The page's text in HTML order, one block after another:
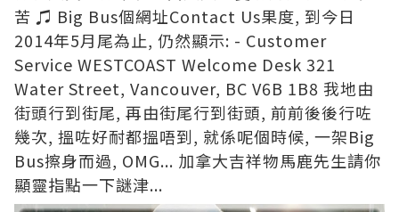
苦 ♫ Big Bus個網址Contact Us果度, 到今日
2014年5月尾為止, 仍然顯示: - Customer
Service WESTCOAST Welcome Desk 321
Water Street, Vancouver, BC V6B 1B8 我地由
街頭行到街尾, 再由街尾行到街頭, 前前後後行咗
幾次, 搵咗好耐都搵唔到, 就係呢個時候, 一架Big
Bus擦身而過, OMG... 加拿大吉祥物馬鹿先生請你
顯靈指點一下謎津...